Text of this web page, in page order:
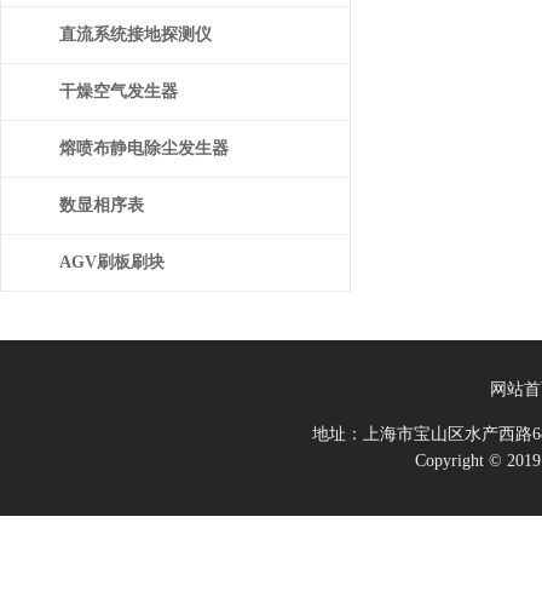
找仪
直流系统接地探测仪
干燥空气发生器
熔喷布静电除尘发生器
数显相序表
AGV刷板刷块
网站
地址：上海市宝山区水产西路
Copyright ©